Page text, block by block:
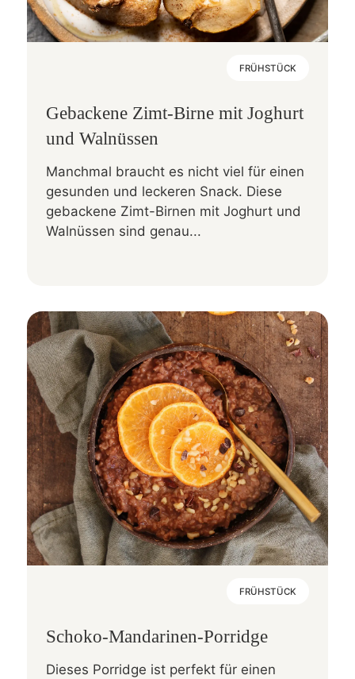
FRÜHSTÜCK
Gebackene Zimt-Birne mit Joghurt
und Walnüssen
Manchmal braucht es nicht viel für einen
gesunden und leckeren Snack. Diese
gebackene Zimt-Birnen mit Joghurt und
Walnüssen sind genau...
FRÜHSTÜCK
Schoko-Mandarinen-Porridge
Dieses Porridge ist perfekt für einen